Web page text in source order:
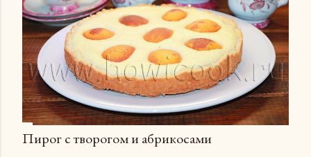
Пирог с творогом и абрикосами